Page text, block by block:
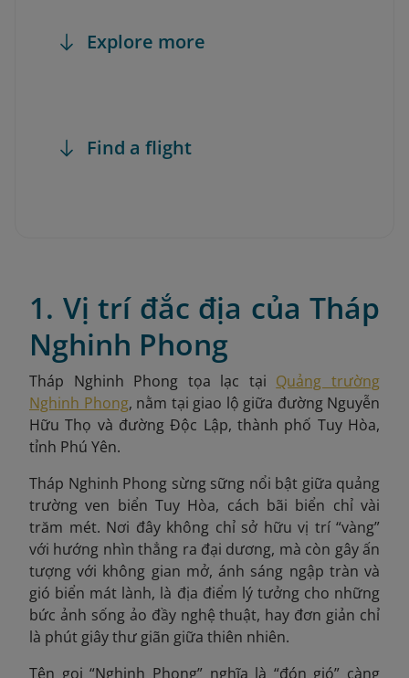
Explore more
Find a flight
1. Vị trí đắc địa của Tháp
Nghinh Phong
Tháp Nghinh Phong tọa lạc tại Quảng trường
Nghinh Phong, nằm tại giao lộ giữa đường Nguyễn
Hữu Thọ và đường Độc Lập, thành phố Tuy Hòa,
tỉnh Phú Yên.
Tháp Nghinh Phong sừng sững nổi bật giữa quảng
trường ven biển Tuy Hòa, cách bãi biển chỉ vài
trăm mét. Nơi đây không chỉ sở hữu vị trí “vàng”
với hướng nhìn thẳng ra đại dương, mà còn gây ấn
tượng với không gian mở, ánh sáng ngập tràn và
gió biển mát lành, là địa điểm lý tưởng cho những
bức ảnh sống ảo đầy nghệ thuật, hay đơn giản chỉ
là phút giây thư giãn giữa thiên nhiên.
Tên gọi “Nghinh Phong” nghĩa là “đón gió” càng